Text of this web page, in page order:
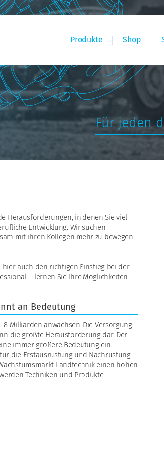
Produkte Shop
Für jeden
Herausforderungen, in denen Sie viel
Entwicklung. Wir suchen
mit ihren Kollegen mehr zu bewegen
auch den richtigen Einstieg bei der
– lernen Sie Ihre Möglichkeiten
an Bedeutung
8 Milliarden anwachsen. Die Versorgung
die größte Herausforderung dar. Der
immer größere Bedeutung ein.
die Erstausrüstung und Nachrüstung
Landtechnik einen hohen
Techniken und Produkte